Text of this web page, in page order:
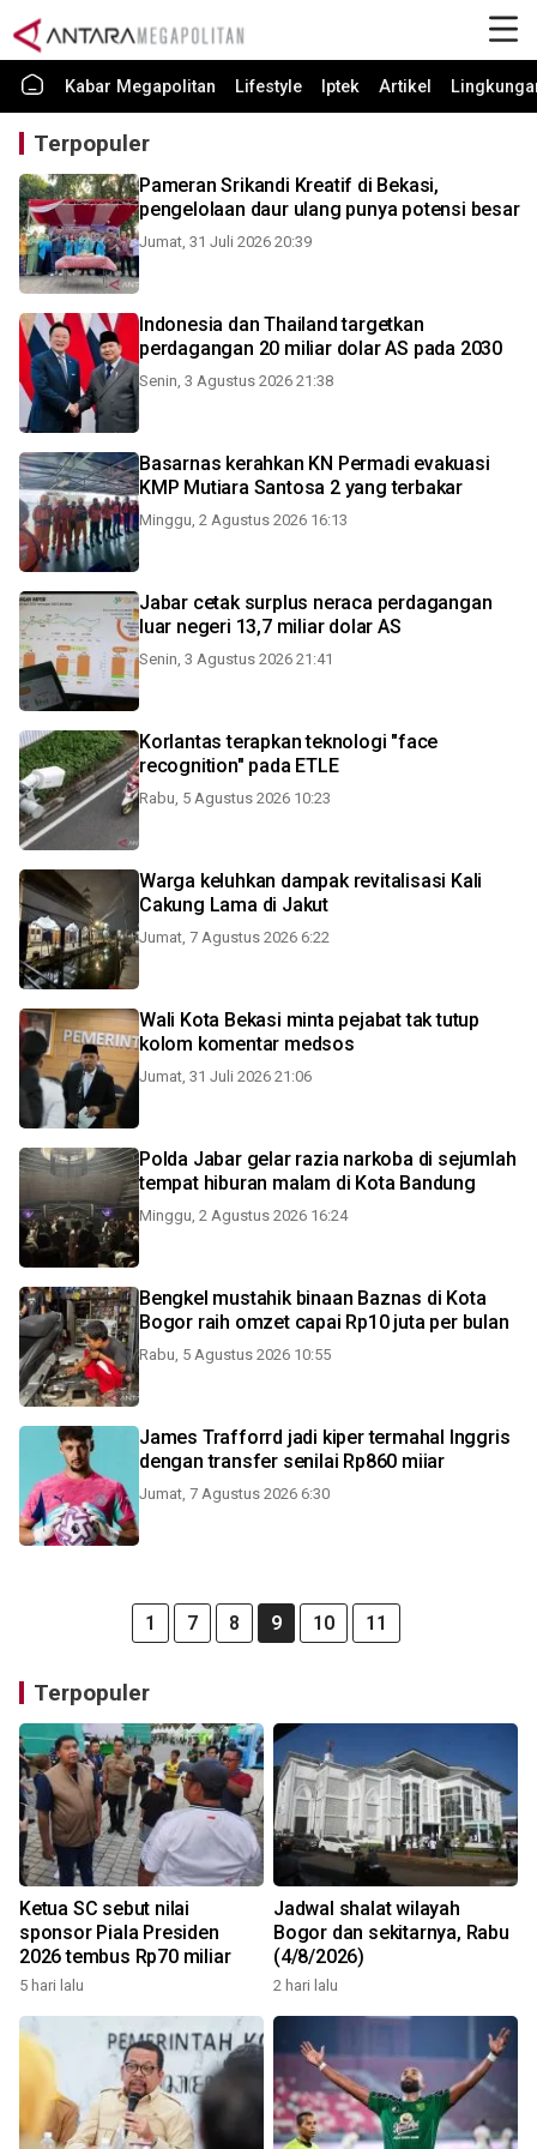
Kabar Megapolitan Lifestyle Iptek Artikel
Terpopuler
Pameran Srikandi Kreatif di Bekasi,
pengelolaan daur ulang punya potensi besar
Jumat, 31 Juli 2026 20:39
Indonesia dan Thailand targetkan
perdagangan 20 miliar dolar AS pada 2030
Senin, 3 Agustus 2026 21:38
Basarnas kerahkan KN Permadi evakuasi
KMP Mutiara Santosa 2 yang terbakar
Minggu, 2 Agustus 2026 16:13
Jabar cetak surplus neraca perdagangan
luar negeri 13,7 miliar dolar AS
Senin, 3 Agustus 2026 21:41
Korlantas terapkan teknologi "face
recognition" pada ETLE
Rabu, 5 Agustus 2026 10:23
Warga keluhkan dampak revitalisasi Kali
Cakung Lama di Jakut
Jumat, 7 Agustus 2026 6:22
Wali Kota Bekasi minta pejabat tak tutup
kolom komentar medsos
Jumat, 31 Juli 2026 21:06
Polda Jabar gelar razia narkoba di sejumlah
tempat hiburan malam di Kota Bandung
Minggu, 2 Agustus 2026 16:24
Bengkel mustahik binaan Baznas di Kota
Bogor raih omzet capai Rp10 juta per bulan
Rabu, 5 Agustus 2026 10:55
James Trafforrd jadi kiper termahal Inggris
dengan transfer senilai Rp860 miiar
Jumat, 7 Agustus 2026 6:30
1 7 8 9 10 11
Terpopuler
Ketua SC sebut nilai
sponsor Piala Presiden
2026 tembus Rp70 miliar
5 hari lalu
Jadwal shalat wilayah
Bogor dan sekitarnya, Rabu
(4/8/2026)
2 hari lalu